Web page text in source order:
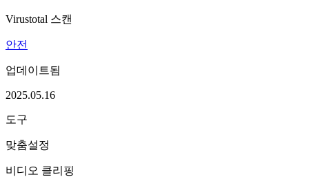
Virustotal 스캔
안전
업데이트됨
2025.05.16
도구
맞춤설정
비디오 클리핑